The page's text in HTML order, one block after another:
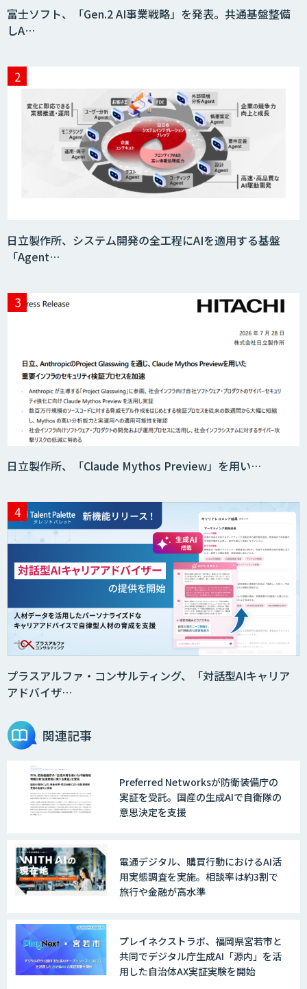
タ収集・作成
JOINT AI Flow byGMO
Acompany セキュアチャット
AI価格調査ツールSmapra
secondz Agentsense
Smart Search
法人向けAIエージェント「OfficeAI社
2層ナレッジ×AIで顧客コミュニケーシ
ョンを効率化「ZEROCK」
戦略策定から実装まで一気通貫のAIエー
ジェント開発
WARP NEXT
LINE WORKS AiNote
Explaza 生成AI Partner｜AIエージェン
富士ソフト、「Gen.2 AI事業戦略」を発表。共通基盤整備
しA…
日立製作所、システム開発の全工程にAIを適用する基盤
「Agent…
日立製作所、「Claude Mythos Preview」を用い…
プラスアルファ・コンサルティング、「対話型AIキャリア
アドバイザ…
関連記事
Preferred Networksが防衛装備庁の
実証を受託。国産の生成AIで自衛隊の
意思決定を支援
電通デジタル、購買行動におけるAI活
用実態調査を実施。相談率は約3割で
旅行や金融が高水準
プレイネクストラボ、福岡県宮若市と
共同でデジタル庁生成AI「源内」を活
用した自治体AX実証実験を開始